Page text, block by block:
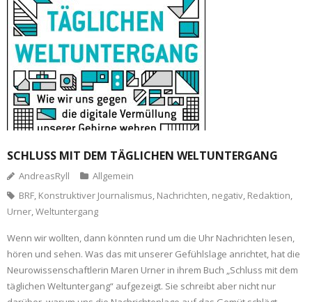
SCHLUSS MIT DEM TÄGLICHEN WELTUNTERGANG
AndreasRyll
Allgemein
BRF, Konstruktiver Journalismus, Nachrichten, negativ, Redaktion,
Urner,Weltuntergang
Wenn wir wollten, dann könnten rund um die Uhr Nachrichten lesen,
hören und sehen. Was das mit unserer Gefühlslage anrichtet, hat die
Neurowissenschaftlerin Maren Urner in ihrem Buch „Schluss mit dem
täglichen Weltuntergang“ aufgezeigt. Sie schreibt aber nicht nur